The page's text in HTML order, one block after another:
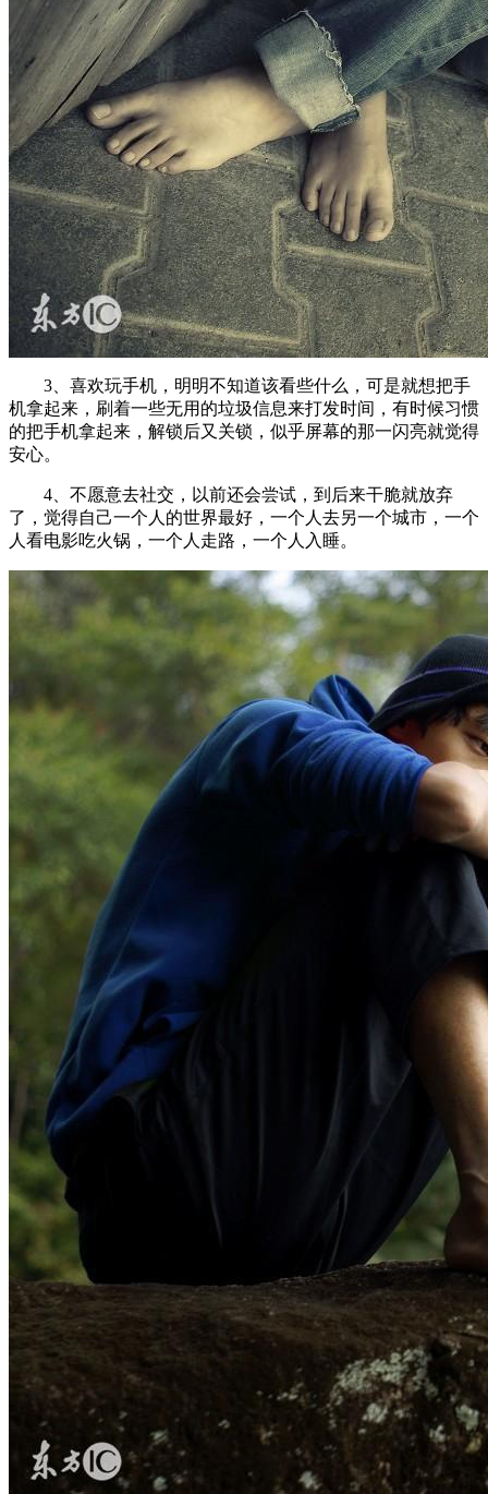
3、喜欢玩手机，明明不知道该看些什么，可是就想把手
机拿起来，刷着一些无用的垃圾信息来打发时间，有时候习惯
的把手机拿起来，解锁后又关锁，似乎屏幕的那一闪亮就觉得
安心。
4、不愿意去社交，以前还会尝试，到后来干脆就放弃
了，觉得自己一个人的世界最好，一个人去另一个城市，一个
人看电影吃火锅，一个人走路，一个人入睡。